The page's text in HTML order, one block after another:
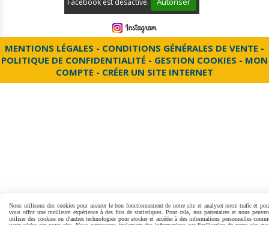
MENTIONS LÉGALES
CONDITIONS GÉNÉRALES DE VENTE
POLITIQUE DE CONFIDENTIALITÉ
GESTION COOKIES
MON
COMPTE
CRÉER UN SITE INTERNET
Nous utilisons des cookies pour assurer le bon fonctionnement de notre site et analyser notre trafic et
vous offrir une meilleure expérience à des fins de statistiques. Pour cela, nos partenaires et nous
utiliser des cookies ou d'autres technologies pour stocker et accéder à des informations personnelles